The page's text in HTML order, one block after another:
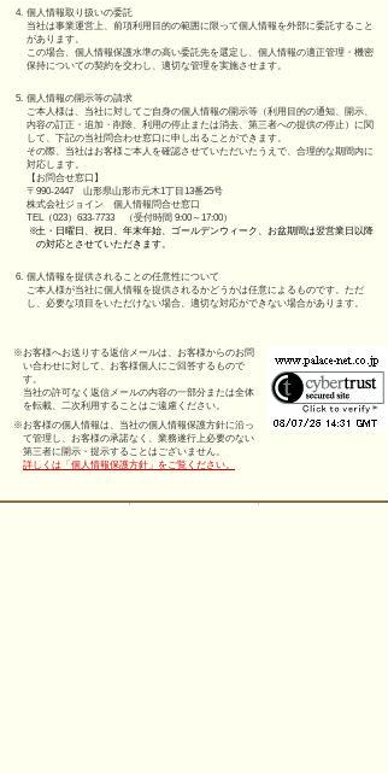
4. 個人情報取り扱いの委託
当社は事業運営上、前項利用目的の範囲に限って個人情報を外部に委託すること
があります。
この場合、個人情報保護水準の高い委託先を選定し、個人情報の適正管理・機密
保持についての契約を交わし、適切な管理を実施させます。
5. 個人情報の開示等の請求
ご本人様は、当社に対してご自身の個人情報の開示等（利用目的の通知、開示、
内容の訂正・追加・削除、利用の停止または消去、第三者への提供の停止）に関
して、下記の当社問合わせ窓口に申し出ることができます。
その際、当社はお客様ご本人を確認させていただいたうえで、合理的な期間内に
対応します。
【お問合せ窓口】
〒990-2447 山形県山形市元木1丁目13番25号
株式会社ジョイン 個人情報問合せ窓口
TEL（023）633-7733 （受付時間 9:00～17:00）
※土・日曜日、祝日、年末年始、ゴールデンウィーク、お盆期間は翌営業日以降
の対応とさせていただきます。
6. 個人情報を提供されることの任意性について
ご本人様が当社に個人情報を提供されるかどうかは任意によるものです。ただ
し、必要な項目をいただけない場合、適切な対応ができない場合があります。
※お客様へお送りする返信メールは、お客様からのお問
い合わせに対して、お客様個人にご回答するもので
す。
当社の許可なく返信メールの内容の一部分または全体
を転載、二次利用することはご遠慮ください。
※お客様の個人情報は、当社の個人情報保護方針に沿っ
て管理し、お客様の承諾なく、業務遂行上必要のない
第三者に開示・提示することはございません。
詳しくは「個人情報保護方針」をご覧ください。